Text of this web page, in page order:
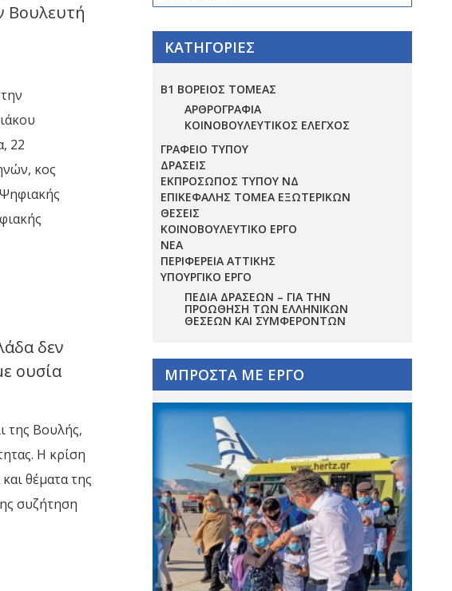
Βουλευτή
22
κος
δεν
ουσία
της Βουλής,
Η κρίση
θέματα της
συζήτηση
ΚΑΤΗΓΟΡΙΕΣ
Β1 ΒΟΡΕΙΟΣ ΤΟΜΕΑΣ
ΑΡΘΡΟΓΡΑΦΙΑ
ΚΟΙΝΟΒΟΥΛΕΥΤΙΚΟΣ ΕΛΕΓΧΟΣ
ΓΡΑΦΕΙΟ ΤΥΠΟΥ
ΔΡΑΣΕΙΣ
ΕΚΠΡΟΣΩΠΟΣ ΤΥΠΟΥ ΝΔ
ΕΠΙΚΕΦΑΛΗΣ ΤΟΜΕΑ ΕΞΩΤΕΡΙΚΩΝ
ΘΕΣΕΙΣ
ΚΟΙΝΟΒΟΥΛΕΥΤΙΚΟ ΕΡΓΟ
ΝΕΑ
ΠΕΡΙΦΕΡΕΙΑ ΑΤΤΙΚΗΣ
ΥΠΟΥΡΓΙΚΟ ΕΡΓΟ
ΠΕΔΊΑ ΔΡΆΣΕΩΝ – ΓΙΑ ΤΗΝ
ΠΡΟΏΘΗΣΗ ΤΩΝ ΕΛΛΗΝΙΚΏΝ
ΘΈΣΕΩΝ ΚΑΙ ΣΥΜΦΕΡΌΝΤΩΝ
ΜΠΡΟΣΤΑ ΜΕ ΕΡΓΟ